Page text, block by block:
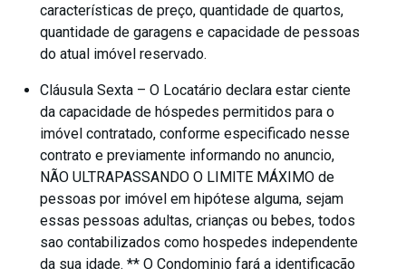
características de preço, quantidade de quartos,
quantidade de garagens e capacidade de pessoas
do atual imóvel reservado.
Cláusula Sexta – O Locatário declara estar ciente
da capacidade de hóspedes permitidos para o
imóvel contratado, conforme especificado nesse
contrato e previamente informando no anuncio,
NÃO ULTRAPASSANDO O LIMITE MÁXIMO de
pessoas por imóvel em hipótese alguma, sejam
essas pessoas adultas, crianças ou bebes, todos
sao contabilizados como hospedes independente
da sua idade. ** O Condominio fará a identificação